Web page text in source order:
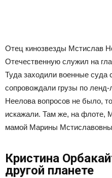
Отец кинозвезды Мстислав
Отечественную служил на
Туда заходили военные суда
сопровождали грузы по
Неелова вопросов не было,
искажали. Там же, на флоте,
мамой Марины
Кристина
другой планете